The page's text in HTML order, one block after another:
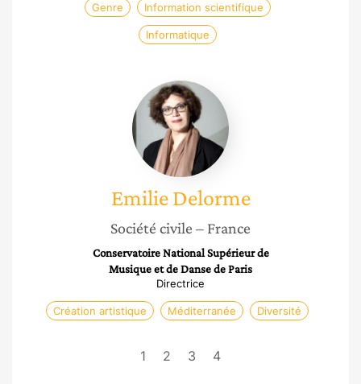
Genre Information scientifique
Informatique
Emilie
Delorme
Emilie Delorme
Société civile – France
Conservatoire National Supérieur de
Musique et de Danse de Paris
Directrice
Création artistique Méditerranée Diversité
1 2 3 4